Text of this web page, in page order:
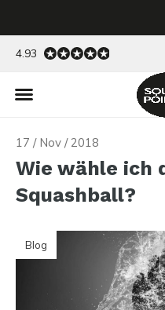
4.93
17 / Nov / 2018
Wie wähle ich
Squashball?
Blog